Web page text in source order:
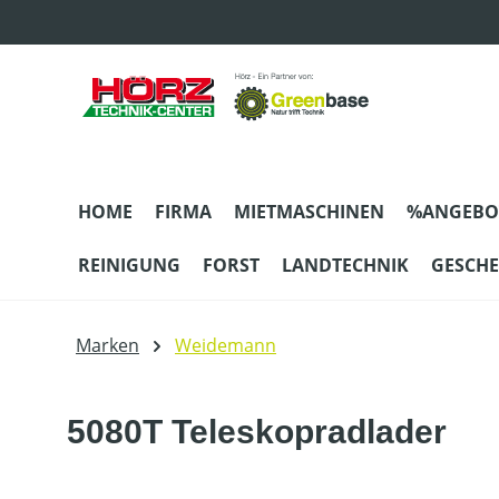
HOME FIRMA MIETMASCHINEN
REINIGUNG FORST LANDTECHNIK
Marken Weidemann
5080T Teleskopradlader